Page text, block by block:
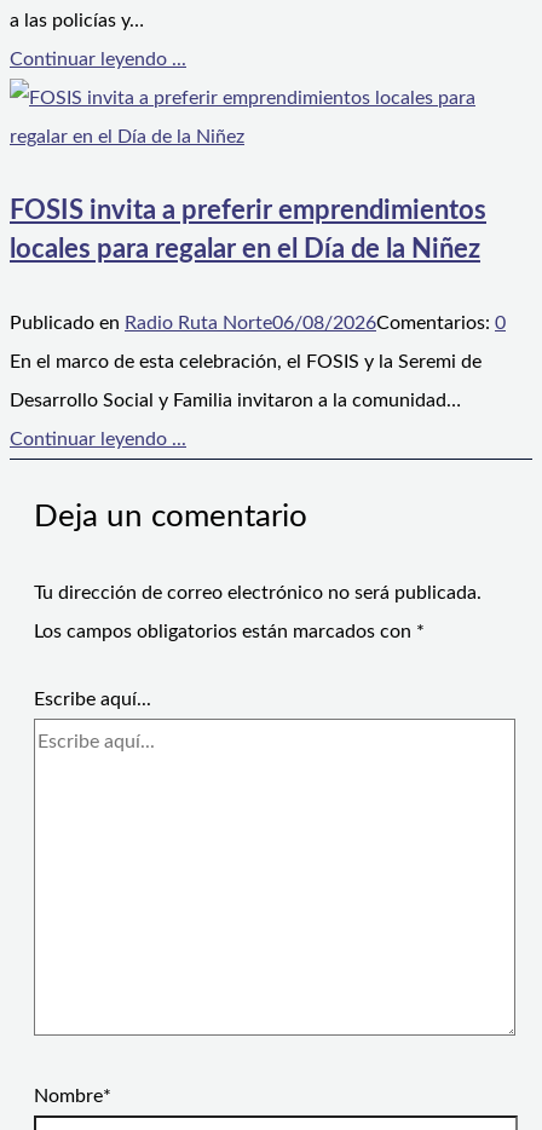
a las policías y…
Continuar leyendo ...
FOSIS invita a preferir emprendimientos
locales para regalar en el Día de la Niñez
Publicado en Radio Ruta Norte06/08/2026Comentarios: 0
En el marco de esta celebración, el FOSIS y la Seremi de
Desarrollo Social y Familia invitaron a la comunidad…
Continuar leyendo ...
Deja un comentario
Tu dirección de correo electrónico no será publicada.
Los campos obligatorios están marcados con *
Escribe aquí...
Nombre*